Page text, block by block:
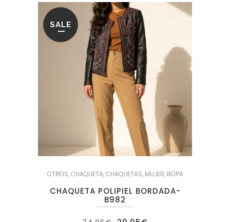
SALE
OTROS,CHAQUETA,CHAQUETAS, MUJER, ROPA
CHAQUETA POLIPIEL BORDADA-
B982